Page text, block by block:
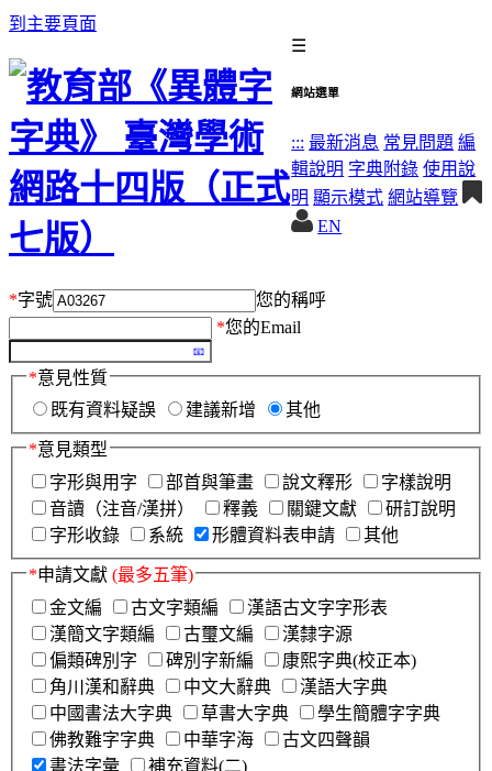
到主要頁面
☰
網站選單
::: 最新消息 常見問題 編
輯說明 字典附錄 使用說
明 顯示模式 網站導覽
EN
*字號
您的稱呼
*您的Email
*意見性質
既有資料疑誤
建議新增 其他
*意見類型
字形與用字
部首與筆畫 說文釋形
字樣說明
音讀（注音/漢拼）
釋義 關鍵文獻
研訂說明
字形收錄
系統 形體資料表申請 其他
*申請文獻 (最多五筆)
金文編
古文字類編
漢語古文字字形表
漢簡文字類編
古璽文編
漢隸字源
偏類碑別字
碑別字新編
康熙字典(校正本)
角川漢和辭典
中文大辭典
漢語大字典
中國書法大字典
草書大字典
學生簡體字字典
佛教難字字典
中華字海
古文四聲韻
書法字彙
補充資料(二)